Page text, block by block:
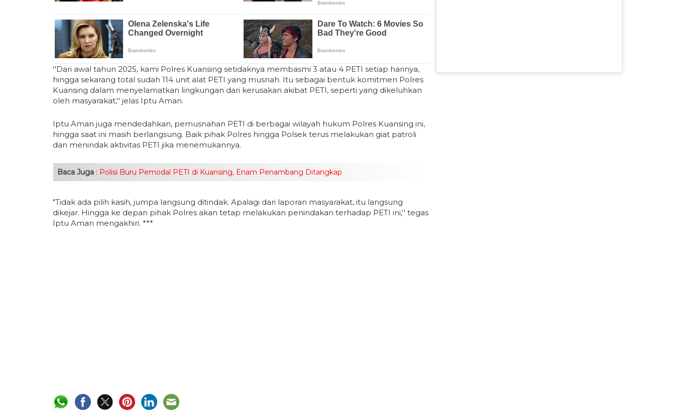
''Dari awal tahun 2025, kami Polres Kuansing setidaknya membasmi 3 atau 4 PETI setiap harinya,
hingga sekarang total sudah 114 unit alat PETI yang musnah. Itu sebagai bentuk komitmen Polres
Kuansing dalam menyelamatkan lingkungan dari kerusakan akibat PETI, seperti yang dikeluhkan
oleh masyarakat,'' jelas Iptu Aman.
Iptu Aman juga mendedahkan, pemusnahan PETI di berbagai wilayah hukum Polres Kuansing ini,
hingga saat ini masih berlangsung. Baik pihak Polres hingga Polsek terus melakukan giat patroli
dan menindak aktivitas PETI jika menemukannya.
Baca Juga : Polisi Buru Pemodal PETI di Kuansing, Enam Penambang Ditangkap
"Tidak ada pilih kasih, jumpa langsung ditindak. Apalagi dari laporan masyarakat, itu langsung
dikejar. Hingga ke depan pihak Polres akan tetap melakukan penindakan terhadap PETI ini,'' tegas
Iptu Aman mengakhiri. ***